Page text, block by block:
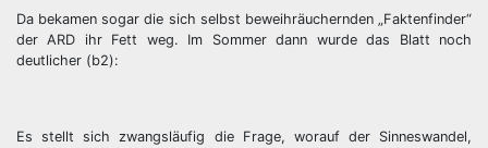
Da bekamen sogar die sich selbst beweihräuchernden „Faktenfinder“
der ARD ihr Fett weg. Im Sommer dann wurde das Blatt noch
deutlicher (b2):
Es stellt sich zwangsläufig die Frage, worauf der Sinneswandel,